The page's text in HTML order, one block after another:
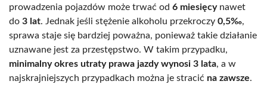
prowadzenia pojazdów może trwać od 6 miesięcynawet
do 3 lat. Jednak jeśli stężenie alkoholu przekroczy 0,5‰,
sprawa staje się bardziej poważna, ponieważ takie działanie
uznawane jest za przestępstwo. W takim przypadku,
minimalny okres utraty prawa jazdy wynosi 3 lata, a w
najskrajniejszych przypadkach można je stracić na zawsze.